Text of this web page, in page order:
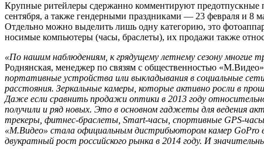
Крупные ритейлеры сдержанно комментируют предотпускные
сентября, а также гендерными праздниками — 23 февраля и 8
Отдельно можно выделить лишь одну категорию, это
носимые компьютеры (часы, браслеты), их продажи также
«По нашим наблюдениям, к грядущему летнему сезону
Роднянская, менеджер по связям с общественностью
портативные устройства или выкладывания в социальные
расстояния. Зеркальные камеры, которые активно росли в
Даже если сравнить продажи оптики в 2013 году
получили и ряд новых. Это в основном гаджеты для ведения
трекеры, фитнес-браслеты, Smart-часы, спортивные GPS-
«М.Видео» стала официальным дистрибьютором камер
двукратный рост российского рынка в 2014 году. И